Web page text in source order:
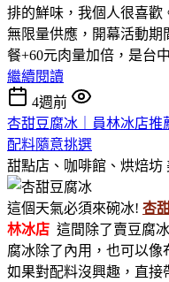
排的鮮味，我個人很喜歡
無限量供應，開幕活動期
餐+60元肉量加倍，是台
繼續閱讀
4週前
杏甜豆腐冰｜員林冰店推
配料隨意挑選
甜點店、咖啡館、烘焙坊
這個天氣必須來碗冰! 杏
林冰店 這間除了賣豆腐
腐冰除了內用，也可以像
如果對配料沒興趣，直接